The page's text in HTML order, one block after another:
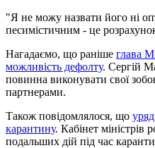
"Я не можу назвати його ні
песимістичним - це
Нагадаємо, що раніше глава
можливість дефолту. Сергій
повинна виконувати свої
партнерами.
Також повідомлялося, що
карантину. Кабінет міністрів
подальших дій під час